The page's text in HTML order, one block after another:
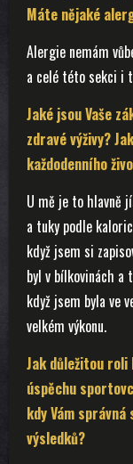
Máte nějaké
Alergie nemám
a celé této sekci i
Jaké jsou Vaše
zdravé výživy?
každodenního
U mě je to hlavně
a tuky podle
když jsem si
byl v bílkovinách
když jsem byla ve
velkém výkonu.
Jak důležitou roli
úspěchu
kdy Vám
výsledků?